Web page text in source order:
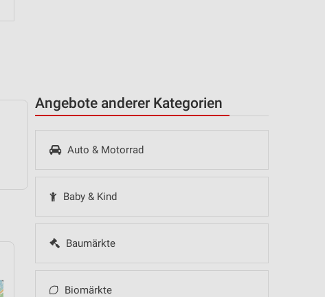
Angebote anderer Kategorien
Auto & Motorrad
Baby & Kind
Baumärkte
Biomärkte